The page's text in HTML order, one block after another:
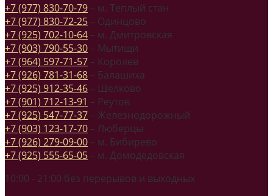
+7 (977) 830-70-79 – м. Теплый стан
+7 (977) 830-72-25 – Одинцово
+7 (925) 702-10-64 – м. Дмитровская
+7 (903) 790-55-30 – Мытищи
+7 (964) 597-71-57 – Королев
+7 (926) 781-31-68 – Балашиха
+7 (925) 912-35-46 – Щелково
+7 (901) 712-13-91 – Реутов
+7 (925) 547-77-37 – Железнодорожный
+7 (903) 123-17-70 – Люберцы
+7 (926) 279-09-00 – м. Бибирево
+7 (925) 555-65-05 – м. Домодедовская
10:00 - 21:00 без перерывов и выходных